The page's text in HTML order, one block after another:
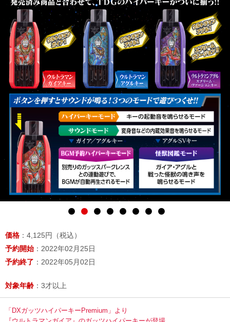
価格 ：4,125円（税込）
予約開始：2022年02月25日
予約終了 ：2022年05月02日
対象年齢 ：3才以上
「DXガッツハイパーキーPremium」より